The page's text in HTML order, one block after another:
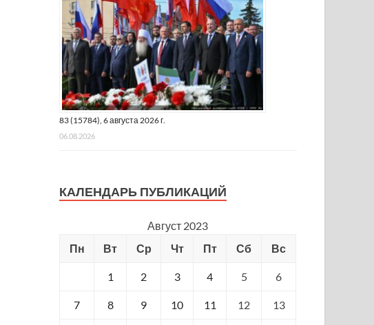
83 (15784), 6 августа 2026 г.
06.08.2026
КАЛЕНДАРЬ ПУБЛИКАЦИЙ
Август 2023
Пн
Вт Ср Чт Пт Сб Вс
1 2 3 4 5 6
7 8 9 10 11 12 13